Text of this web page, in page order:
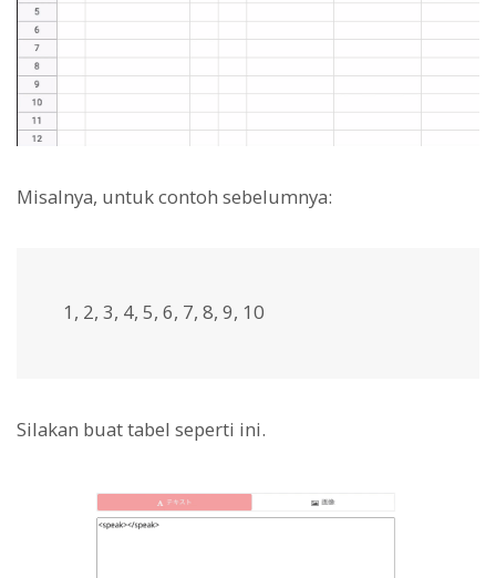
Misalnya, untuk contoh sebelumnya:
1, 2, 3, 4, 5, 6, 7, 8, 9, 10
Silakan buat tabel seperti ini.